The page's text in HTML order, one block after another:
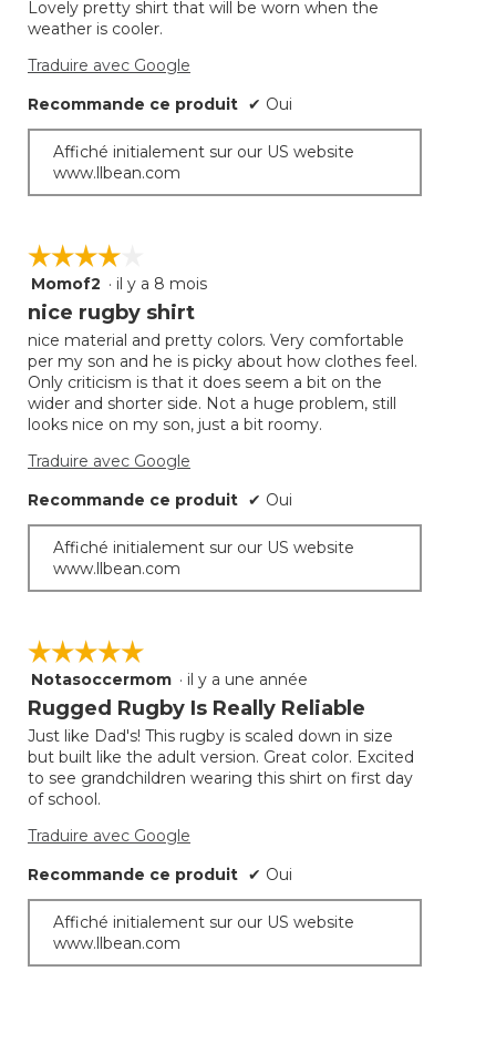
5.
Lovely pretty shirt that will be worn when the
weather is cooler.
Traduire avec Google
Recommande ce produit ✔ Oui
Affiché initialement sur our US website
www.llbean.com
☆☆☆☆☆
☆☆☆☆☆
4
étoile(s)
5.
Momof2 · il y a 8 mois
nice rugby shirt
nice material and pretty colors. Very comfortable
per my son and he is picky about how clothes feel.
Only criticism is that it does seem a bit on the
wider and shorter side. Not a huge problem, still
looks nice on my son, just a bit roomy.
Traduire avec Google
Recommande ce produit ✔ Oui
Affiché initialement sur our US website
www.llbean.com
☆☆☆☆☆
☆☆☆☆☆
5
étoile(s)
5.
Notasoccermom · il y a une année
Rugged Rugby Is Really Reliable
Just like Dad's! This rugby is scaled down in size
but built like the adult version. Great color. Excited
to see grandchildren wearing this shirt on first day
of school.
Traduire avec Google
Recommande ce produit ✔ Oui
Affiché initialement sur our US website
www.llbean.com